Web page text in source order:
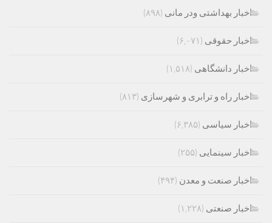
اخبار بهداشتی ودر مانی (۸۹۸)
اخبار حقوقی (۶,۰۷۱)
اخبار دانشگاهی (۱,۵۱۸)
اخبار راه و ترابری و شهرسازی (۸۱۳)
اخبار سیاسی (۶,۳۸۵)
اخبار سینمایی (۲۵۵)
اخبار صنعت و معدن (۴۹۴)
اخبار صنعتی (۱,۲۲۸)